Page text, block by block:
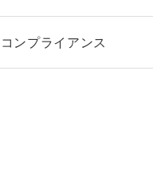
コンプライアンス